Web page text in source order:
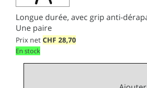
Longue durée, avec grip anti-
Une paire
Prix net CHF 28,70
En stock